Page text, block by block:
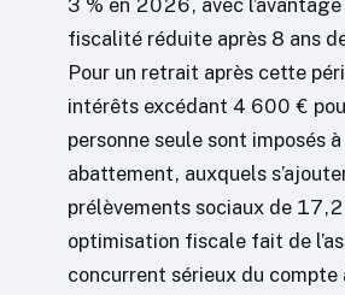
3 % en 2026, avec l’avantage
fiscalité réduite après 8 ans
Pour un retrait après cette
intérêts excédant 4 600 €
personne seule sont imposés
abattement, auxquels
prélèvements sociaux de
optimisation fiscale fait de
concurrent sérieux du compte